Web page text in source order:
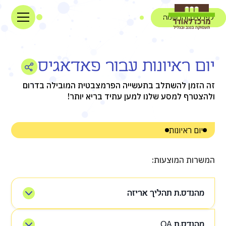
לפרטים והרשמה
יום ראיונות עבור פאדאגיס
זה הזמן להשתלב בתעשייה הפרמצבטית המובילה בדרום
ולהצטרף למסע שלנו למען עתיד בריא יותר!
יום ראיונות
המשרות המוצעות:
מהנדס.ת תהליך אריזה